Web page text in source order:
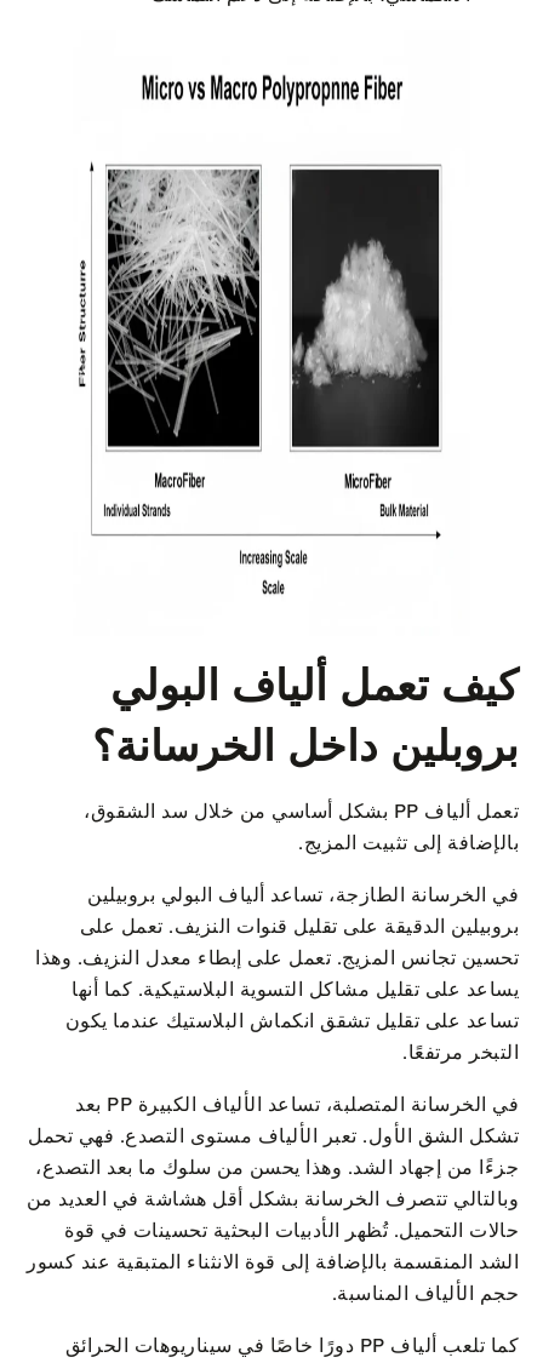
كيف تعمل ألياف البولي
بروبلين داخل الخرسانة؟
تعمل ألياف PP بشكل أساسي من خلال سد الشقوق،
بالإضافة إلى تثبيت المزيج.
في الخرسانة الطازجة، تساعد ألياف البولي بروبيلين
بروبيلين الدقيقة على تقليل قنوات النزيف. تعمل على
تحسين تجانس المزيج. تعمل على إبطاء معدل النزيف. وهذا
يساعد على تقليل مشاكل التسوية البلاستيكية. كما أنها
تساعد على تقليل تشقق انكماش البلاستيك عندما يكون
التبخر مرتفعًا.
في الخرسانة المتصلبة، تساعد الألياف الكبيرة PP بعد
تشكل الشق الأول. تعبر الألياف مستوى التصدع. فهي تحمل
جزءًا من إجهاد الشد. وهذا يحسن من سلوك ما بعد التصدع،
وبالتالي تتصرف الخرسانة بشكل أقل هشاشة في العديد من
حالات التحميل. تُظهر الأدبيات البحثية تحسينات في قوة
الشد المنقسمة بالإضافة إلى قوة الانثناء المتبقية عند كسور
حجم الألياف المناسبة.
كما تلعب ألياف PP دورًا خاصًا في سيناريوهات الحرائق